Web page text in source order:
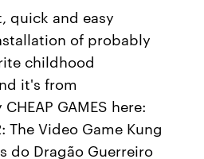
quick and easy
of probably
childhood
it's from
GAMES here:
The Video Game Kung
do Dragão Guerreiro